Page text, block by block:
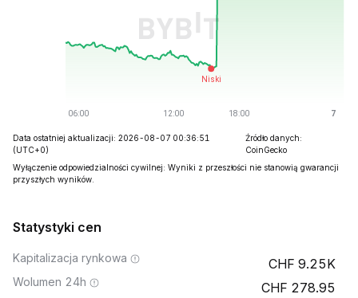
Data ostatniej aktualizacji: 2026-08-07 00:36:51
(UTC+0)
Źródło danych:
CoinGecko
Wyłączenie odpowiedzialności cywilnej: Wyniki z przeszłości nie stanowią gwarancji
przyszłych wyników.
Statystyki cen
Kapitalizacja rynkowa 9.25K
Wolumen 24h 278.95